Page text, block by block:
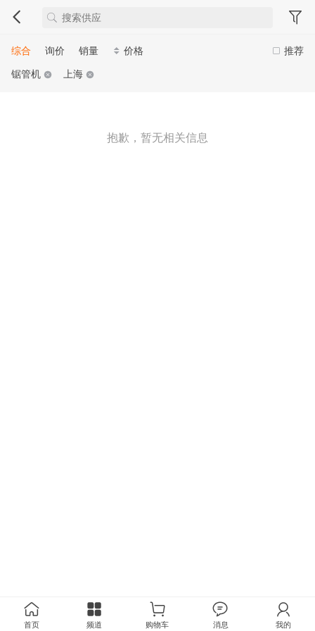
推荐
综合 询价 销量
价格
锯管机
上海
抱歉，暂无相关信息
首页 频道 购物车 消息 我的